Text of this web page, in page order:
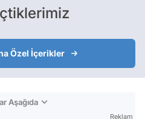
Özel İçerikler
Aşağıda
Reklam